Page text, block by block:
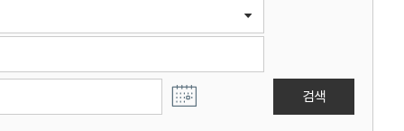
검색